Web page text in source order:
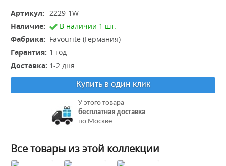
Артикул: 2229-1W
Наличие:
В наличии 1 шт.
Фабрика: Favourite (Германия)
Гарантия: 1 год
Доставка: 1-2 дня
Купить в один клик
У этого товара
бесплатная доставка
по Москве
Все товары из этой коллекции